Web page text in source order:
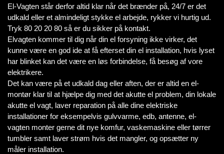
El-Vagten står derfor altid klar når det brænder på, 24/7 er det
udkald eller et almindeligt stykke el arbejde, rykker vi hurtig ud.
Tryk 80 20 20 80 så er du sikker på kontakt.
Elvagten kommer til dig når din el forsyning ikke virker, det
kunne være en god ide at få efterset din el installation, hvis lyset
har blinket kan det være en løs forbindelse, få besøg af vore
elektrikere.
Det kan være på et udkald dag eller aften, der er altid en el-
montør klar til at hjælpe dig med det akutte el problem, din lokale
akutte el vagt, laver reparation på alle dine elektriske
installationer for eksempelvis gulvvarme, edb, antenne, el-
vagten monter gerne dit nye komfur, vaskemaskine eller tørrer
tumbler samt laver strøm hvis det mangler, og opsætter ny
måler installation.